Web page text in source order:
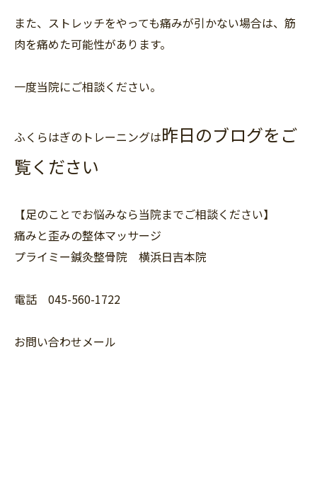
また、ストレッチをやっても痛みが引かない場合は、筋
肉を痛めた可能性があります。
一度当院にご相談ください。
ふくらはぎのトレーニングは昨日のブログをご
覧ください
【足のことでお悩みなら当院までご相談ください】
痛みと歪みの整体マッサージ
プライミー鍼灸整骨院 横浜日吉本院
電話 045-560-1722
お問い合わせメール